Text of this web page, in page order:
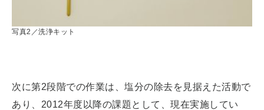
写真2／洗浄キット
次に第2段階での作業は、塩分の除去を見据えた活動で
あり、2012年度以降の課題として、現在実施してい